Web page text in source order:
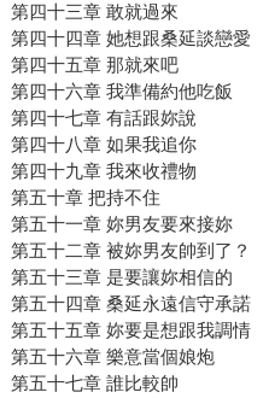
第四十三章 敢就過來
第四十四章 她想跟桑延談戀愛
第四十五章 那就來吧
第四十六章 我準備約他吃飯
第四十七章 有話跟妳說
第四十八章 如果我追你
第四十九章 我來收禮物
第五十章 把持不住
第五十一章 妳男友要來接妳
第五十二章 被妳男友帥到了？
第五十三章 是要讓妳相信的
第五十四章 桑延永遠信守承諾
第五十五章 妳要是想跟我調情
第五十六章 樂意當個娘炮
第五十七章 誰比較帥